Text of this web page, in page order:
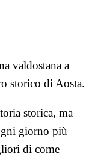
valdostana a
storico di Aosta.
storica, ma
giorno più
di come